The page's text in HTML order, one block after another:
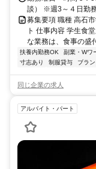
談） ※週3～４日勤
募集要項 職種 高石
ト 仕事内容 学生食
な業務は、食事の盛
扶養内勤務OK 副業・Wワ
寸志あり
制服貸与 ブラ
同じ企業の求人
アルバイト・パート